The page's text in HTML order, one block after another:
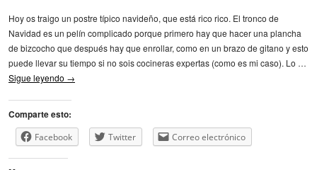
Hoy os traigo un postre típico navideño, que está rico rico. El tronco de
Navidad es un pelín complicado porque primero hay que hacer una plancha
de bizcocho que después hay que enrollar, como en un brazo de gitano y esto
puede llevar su tiempo si no sois cocineras expertas (como es mi caso). Lo …
Sigue leyendo →
Comparte esto:
Facebook Twitter Correo electrónico